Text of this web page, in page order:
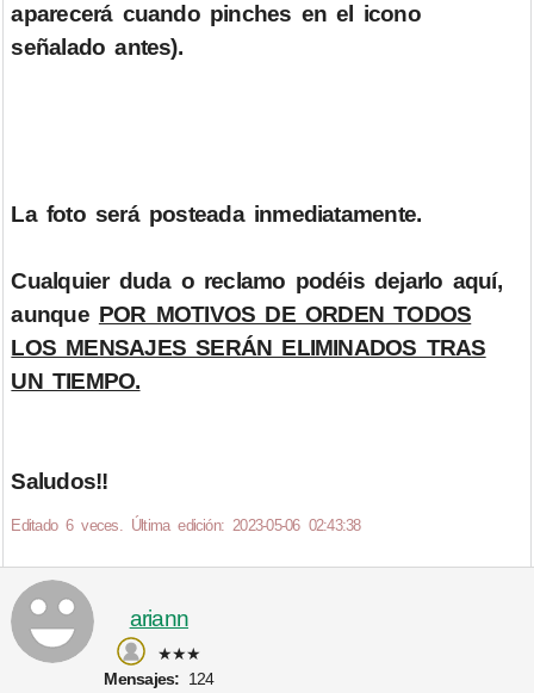
aparecerá cuando pinches en el icono
señalado antes).
La foto será posteada inmediatamente.
Cualquier duda o reclamo podéis dejarlo aquí,
aunque POR MOTIVOS DE ORDEN TODOS
LOS MENSAJES SERÁN ELIMINADOS TRAS
UN TIEMPO.
Saludos!!
Editado 6 veces. Última edición: 2023-05-06 02:43:38
ariann
★★★
Mensajes: 124